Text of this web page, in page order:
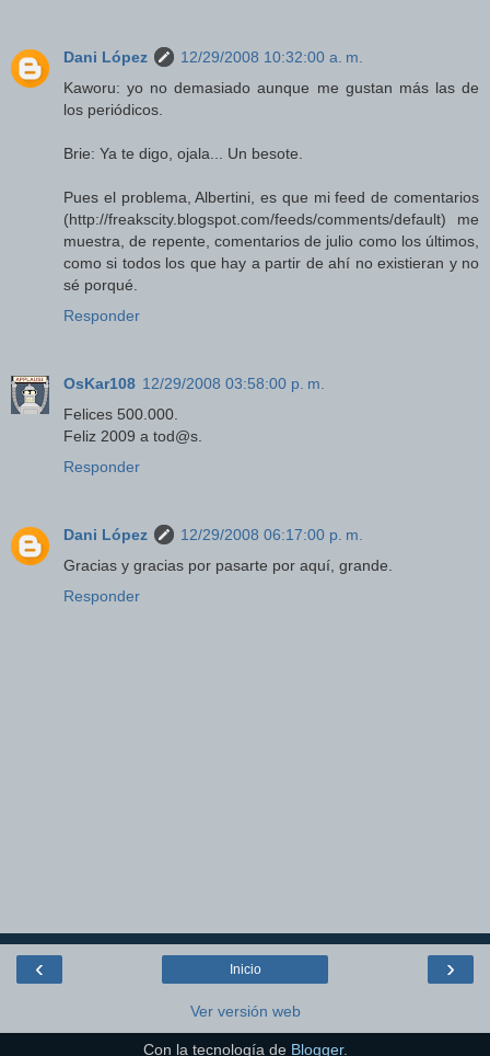
Dani López
12/29/2008 10:32:00 a. m.
Kaworu: yo no demasiado aunque me gustan más las de
los periódicos.
Brie: Ya te digo, ojala... Un besote.
Pues el problema, Albertini, es que mi feed de comentarios
(http://freakscity.blogspot.com/feeds/comments/default) me
muestra, de repente, comentarios de julio como los últimos,
como si todos los que hay a partir de ahí no existieran y no
sé porqué.
Responder
OsKar108 12/29/2008 03:58:00 p. m.
Felices 500.000.
Feliz 2009 a tod@s.
Responder
Dani López
12/29/2008 06:17:00 p. m.
Gracias y gracias por pasarte por aquí, grande.
Responder
‹ ›
Inicio
Ver versión web
Con la tecnología de Blogger.